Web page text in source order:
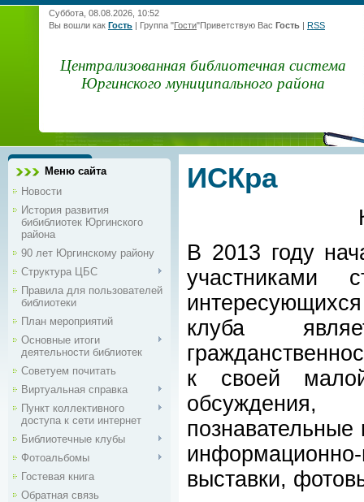
Суббота, 08.08.2026, 10:52
Вы вошли как Гость | Группа "Гости"Приветствую Вас Гость | RSS
Централизованная библиотечная система
Юргинского муниципального района
Меню сайта
Новости
История развития
бибиблиотек Юргинского
района
90 лет Юргинскому району
Структура ЦБС
Правила для пользователей
библиотеки
План мероприятий
Основные итоги
деятельности библиотек
Советуем почитать
Виртуальная справка
Пункт коллективного
доступа к сети интернет
Библиотечные клубы
Фотоальбомы
Гостевая книга
Обратная связь
ИСКра
В 2013 году
клуба
к своей
обсуждения,
познавательные
информаци
выставки,